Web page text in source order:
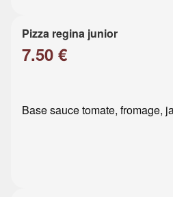
Pizza regina junior
7.50 €
Base sauce tomate, fromage,